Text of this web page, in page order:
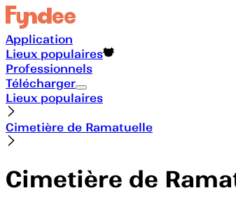
Application
Lieux populaires
Professionnels
Télécharger
Lieux populaires
Cimetière de Ramatuelle
Cimetière de